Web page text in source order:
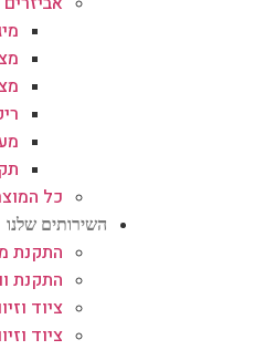
כל
השירותים שלנו
התקנת
התקנת
ציוד
ציוד